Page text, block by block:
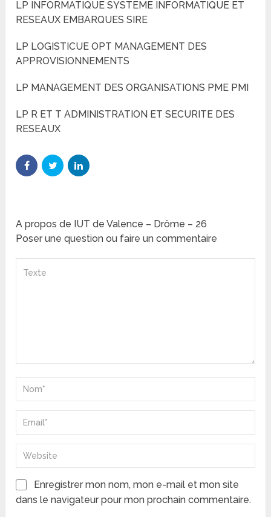
LP INFORMATIQUE SYSTEME INFORMATIQUE ET
RESEAUX EMBARQUES SIRE
LP LOGISTICUE OPT MANAGEMENT DES
APPROVISIONNEMENTS
LP MANAGEMENT DES ORGANISATIONS PME PMI
LP R ET T ADMINISTRATION ET SECURITE DES
RESEAUX
A propos de IUT de Valence – Drôme – 26
Poser une question ou faire un commentaire
Enregistrer mon nom, mon e-mail et mon site
dans le navigateur pour mon prochain commentaire.